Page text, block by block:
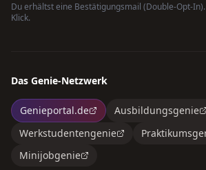
Du erhältst eine Bestätigungsmail (Double-Opt-
Klick.
Das Genie-Netzwerk
Genieportal.de
Ausbildungsgenie
Werkstudentengenie
Minijobgenie